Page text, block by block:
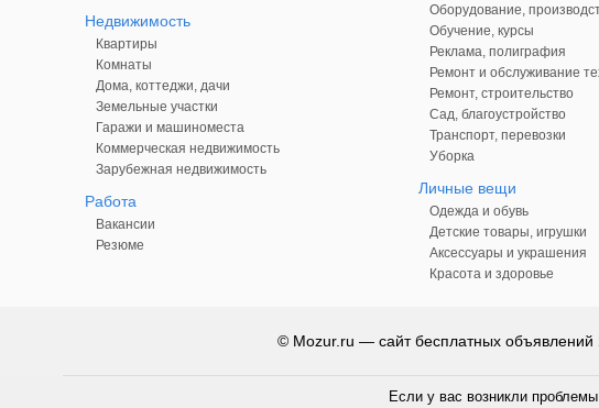
Недвижимость
Квартиры
Комнаты
Дома, коттеджи, дачи
Земельные участки
Гаражи и машиноместа
Коммерческая недвижимость
Зарубежная недвижимость
Работа
Вакансии
Резюме
Оборудование,
Обучение, курсы
Реклама, полиграфия
Ремонт и обслуживание
Ремонт, строительство
Сад, благоустройство
Транспорт, перевозки
Уборка
Личные вещи
Одежда и обувь
Детские товары, игрушки
Аксессуары и украшения
Красота и здоровье
© Mozur.ru — сайт бесплатных объявлений
Если у вас возникли